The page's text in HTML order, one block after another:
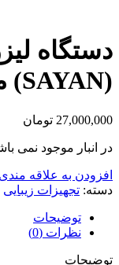
دستگاه
(SAYAN) مدل 2021
27,000,000 تومان
در انبار موجود نمی
افزودن به علاقه مندی
دسته: تجهیزات زیبایی
توضیحات
نظرات (0)
توضیحات